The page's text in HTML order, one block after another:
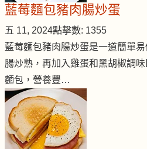
藍莓麵包豬肉腸炒蛋
五 11, 2024點擊數: 1355
藍莓麵包豬肉腸炒蛋是一道簡單
腸炒熟，再加入雞蛋和黑胡椒調
麵包，營養豐…